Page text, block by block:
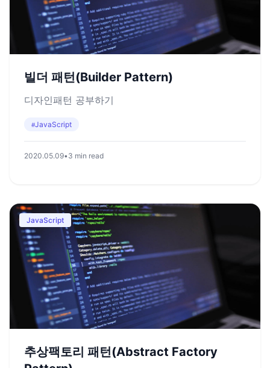
빌더 패턴(Builder Pattern)
디자인패턴 공부하기
#JavaScript
2020.05.09•3 min read
JavaScript
추상팩토리 패턴(Abstract Factory